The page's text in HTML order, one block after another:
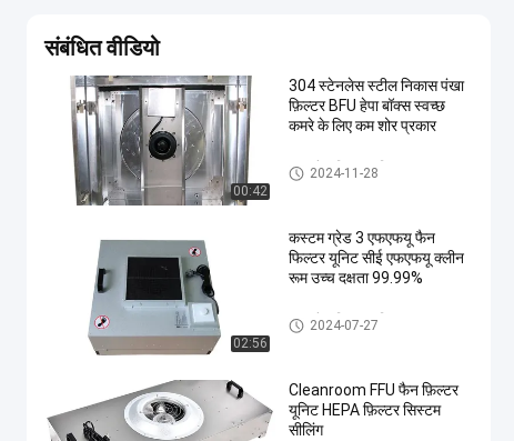
संबंधित वीडियो
00:42
304 स्टेनलेस स्टील निकास पंखा
फ़िल्टर BFU हेपा बॉक्स स्वच्छ
कमरे के लिए कम शोर प्रकार
FFU फैन फ़िल्टर यूनिट
2024-11-28
02:56
कस्टम ग्रेड 3 एफएफयू फैन
फिल्टर यूनिट सीई एफएफयू क्लीन
रूम उच्च दक्षता 99.99%
FFU फैन फ़िल्टर यूनिट
2024-07-27
Cleanroom FFU फैन फ़िल्टर
यूनिट HEPA फ़िल्टर सिस्टम
सीलिंग